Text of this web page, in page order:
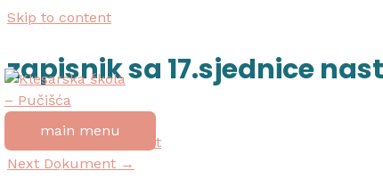
Skip to content
main menu
početna
zapisnik sa 17.sjednice
Previous Dokument
Next Dokument →